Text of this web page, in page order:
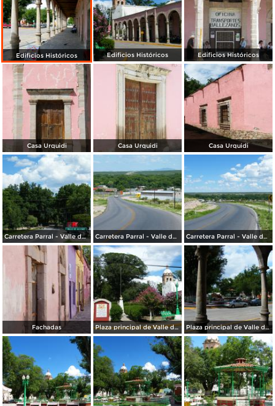
Edificios Históricos Edificios Históricos Edificios Históricos
Casa Urquidi Casa Urquidi Casa Urquidi
Carretera Parral - Valle de Allende Carretera Parral - Valle de Allende Carretera Parral - Valle de Allende
Fachadas Plaza principal de Valle de Allende Plaza principal de Valle de Allende desde los arcos